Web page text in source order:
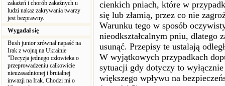
zakażeń i chorób zakaźnych u
ludzi nakaz zakrywania twarzy
jest bezprawny.
Wygadał się
Bush junior zrównał napaść na
Irak z wojną na Ukrainie
"Decyzja jednego człowieka o
przeprowadzeniu całkowicie
nieuzasadnionej i brutalnej
inwazji na Irak. Chodzi mi o
cienkich pniach, które w
się lub złamią, przez co nie
Warunku tego w sposób
nieodkształcalnym pniu, dlatego
usunąć. Przepisy te ustalają
W wyjątkowych przypadkach
sytuacji gdy dotyczy to
większego wpływu na